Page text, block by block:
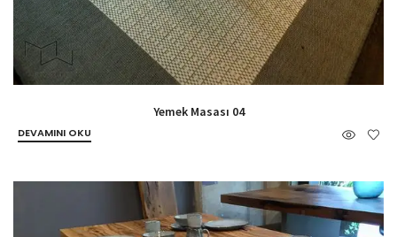
Yemek Masası 04
DEVAMINI OKU